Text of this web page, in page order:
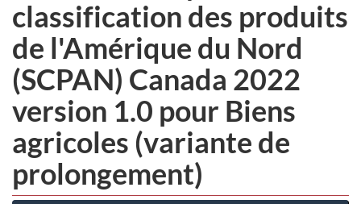
classification des produits
de l'Amérique du Nord
(SCPAN) Canada 2022
version 1.0 pour Biens
agricoles (variante de
prolongement)